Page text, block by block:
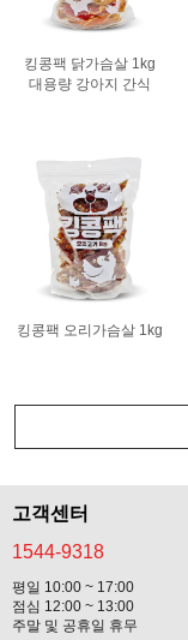
킹콩팩 닭가슴살 1kg
대용량 강아지 간식
킹콩팩 오리가슴살 1kg
고객센터
1544-9318
평일 10:00 ~ 17:00
점심 12:00 ~ 13:00
주말 및 공휴일 휴무